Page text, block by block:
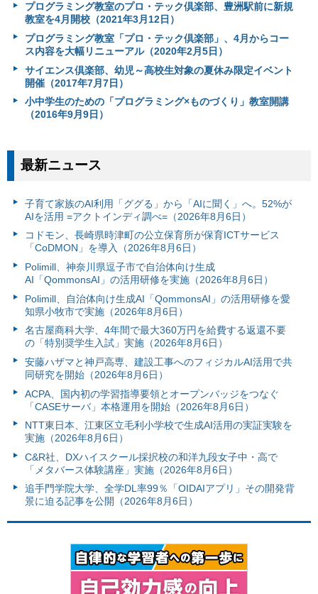
プログラミング教室のプロ・テック倶楽部、豊洲駅前に新規
教室を4月開校（2021年3月12日）
プログラミング教室「プロ・テック倶楽部」、4月からコー
ス内容を大幅リニューアル（2020年2月5日）
サイエンス倶楽部、幼児～高校生対象の夏休み限定イベント
開催（2017年7月7日）
小中学生のための「プログラミング×ものづくり」教室開講
（2016年9月9日）
最新ニュース
子育て家族のAI利用「ググる」から「AIに聞く」へ。52%が
AIを活用 =アクトインディ調べ=（2026年8月6日）
コドモン、長崎県時津町の公立保育所が保育ICTサービス
「CoDMON」を導入（2026年8月6日）
Polimill、神奈川県逗子市で自治体向け生成
AI「QommonsAI」の活用研修を実施（2026年8月6日）
Polimill、自治体向け生成AI「QommonsAI」の活用研修を愛
知県小牧市で実施（2026年8月6日）
名古屋商科大学、4年間で最大360万円を給費する返還不要
の「特別奨学生入試」実施（2026年8月6日）
安藤ハザマと神戸高専、建設工事へのフィジカルAI活用で共
同研究を開始（2026年8月6日）
ACPA、国内初の学習指導要領とオープンバッジをつなぐ
「CASEサーバ」本格運用を開始（2026年8月6日）
NTT東日本、江東区立毛利小学校で生成AI活用の実証実験を
実施（2026年8月6日）
C&R社、DXハイスクール採択校の和洋九段女子中・高で
「メタバース体験講座」実施（2026年8月6日）
追手門学院大学、全学DL率99％「OIDAIアプリ」その開発背
景に迫る記事を公開（2026年8月6日）